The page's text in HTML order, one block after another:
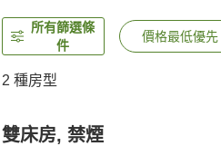
所有篩選條
件
價格最低優先
2 種房型
雙床房, 禁煙